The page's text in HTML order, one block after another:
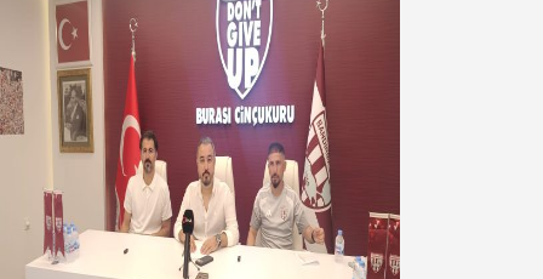
Oğuzbeyi : Transferlerde takımın
geleceğini, kulübün ekonomisini
düşündük